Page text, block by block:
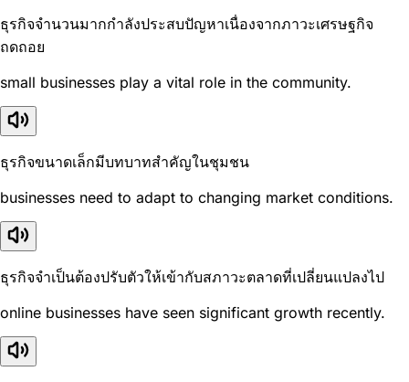
ธุรกิจจำนวนมากกำลังประสบปัญหาเนื่องจากภาวะเศรษฐกิจ
ถดถอย
small businesses play a vital role in the community.
ธุรกิจขนาดเล็กมีบทบาทสำคัญในชุมชน
businesses need to adapt to changing market conditions.
ธุรกิจจำเป็นต้องปรับตัวให้เข้ากับสภาวะตลาดที่เปลี่ยนแปลงไป
online businesses have seen significant growth recently.